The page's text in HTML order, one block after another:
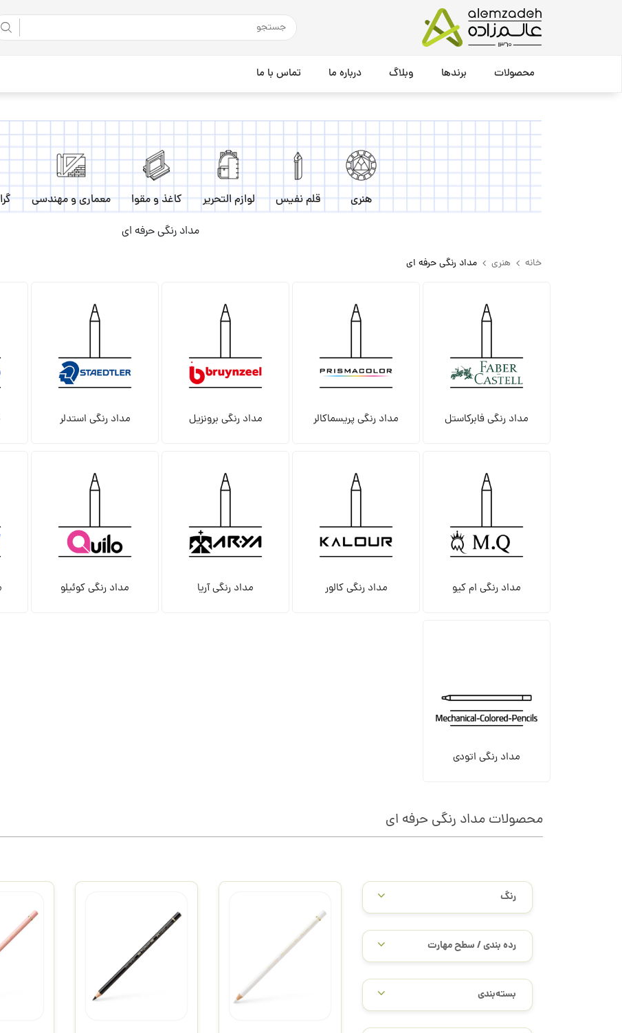
محصولات برندها وبلاگ درباره ما تماس با ما
هنری قلم نفیس لوازم التحریر کاغذ و مقوا معماری و مهندسی
مداد رنگی حرفه ای
خانه هنری مداد رنگی حرفه ای
مداد رنگی فابرکاستل مداد رنگی پریسماکالر مداد رنگی برونزیل مداد رنگی استدلر
مداد رنگی ام کیو مداد رنگی کالور مداد رنگی آریا مداد رنگی کوئیلو
مداد رنگی اتودی
محصولات مداد رنگی حرفه ای
/
رنگ
رده بندی / سطح مهارت
بسته‌بندی